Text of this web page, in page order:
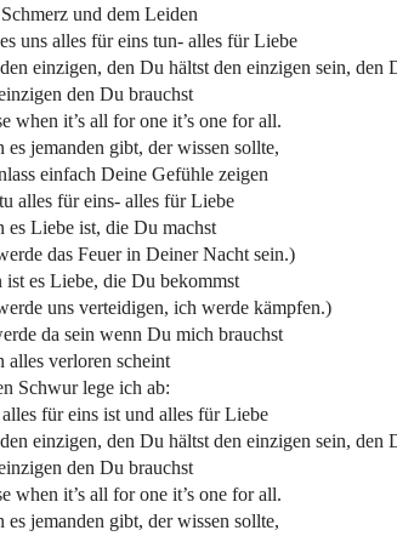
und dem Leiden
uns alles für eins tun- alles für Liebe
einzigen, den Du hältst den einzigen sein, den
den Du brauchst
when it’s all for one it’s one for all.
es jemanden gibt, der wissen sollte,
einfach Deine Gefühle zeigen
alles für eins- alles für Liebe
es Liebe ist, die Du machst
das Feuer in Deiner Nacht sein.)
ist es Liebe, die Du bekommst
uns verteidigen, ich werde kämpfen.)
da sein wenn Du mich brauchst
alles verloren scheint
Schwur lege ich ab:
für eins ist und alles für Liebe
einzigen, den Du hältst den einzigen sein, den
den Du brauchst
when it’s all for one it’s one for all.
es jemanden gibt, der wissen sollte,